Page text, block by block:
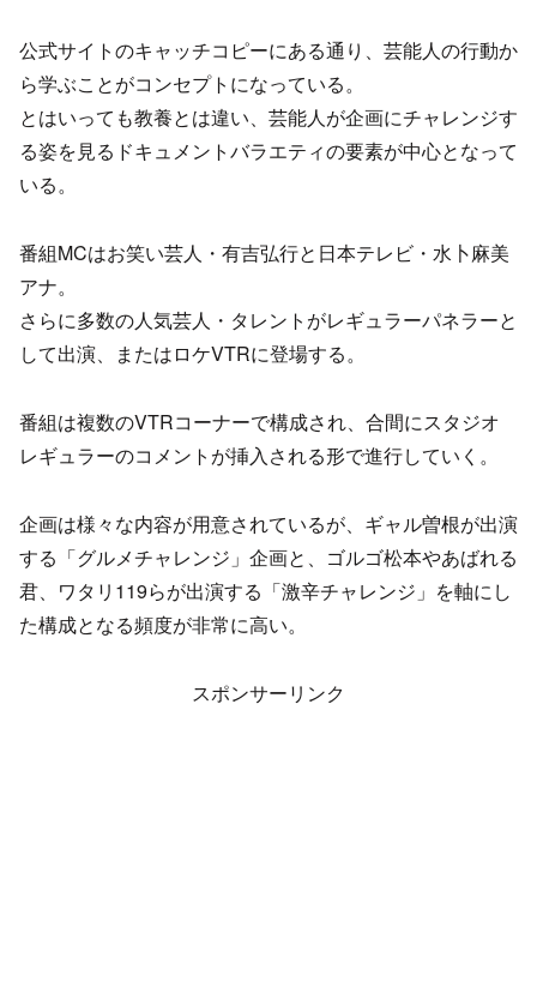
公式サイトのキャッチコピーにある通り、芸能人の行動か
ら学ぶことがコンセプトになっている。
とはいっても教養とは違い、芸能人が企画にチャレンジす
る姿を見るドキュメントバラエティの要素が中心となって
いる。
番組MCはお笑い芸人・有吉弘行と日本テレビ・水卜麻美
アナ。
さらに多数の人気芸人・タレントがレギュラーパネラーと
して出演、またはロケVTRに登場する。
番組は複数のVTRコーナーで構成され、合間にスタジオ
レギュラーのコメントが挿入される形で進行していく。
企画は様々な内容が用意されているが、ギャル曽根が出演
する「グルメチャレンジ」企画と、ゴルゴ松本やあばれる
君、ワタリ119らが出演する「激辛チャレンジ」を軸にし
た構成となる頻度が非常に高い。
スポンサーリンク